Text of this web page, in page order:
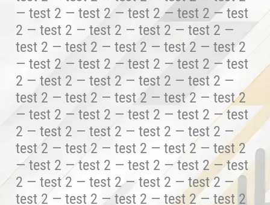
— test 2 — test 2 — test 2 — test 2 — test
2 — test 2 — test 2 — test 2 — test 2 —
test 2 — test 2 — test 2 — test 2 — test 2
— test 2 — test 2 — test 2 — test 2 — test
2 — test 2 — test 2 — test 2 — test 2 —
test 2 — test 2 — test 2 — test 2 — test 2
— test 2 — test 2 — test 2 — test 2 — test
2 — test 2 — test 2 — test 2 — test 2 —
test 2 — test 2 — test 2 — test 2 — test 2
— test 2 — test 2 — test 2 — test 2 — test
2 — test 2 — test 2 — test 2 — test 2 —
test 2 — test 2 — test 2 — test 2 — test 2